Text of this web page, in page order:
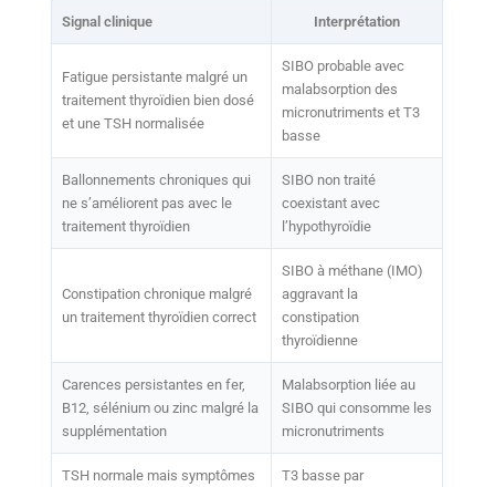
Signal clinique Interprétation
Fatigue persistante malgré un
traitement thyroïdien bien dosé
et une TSH normalisée
SIBO probable avec
malabsorption des
micronutriments et T3
basse
Ballonnements chroniques qui
ne s’améliorent pas avec le
traitement thyroïdien
SIBO non traité
coexistant avec
l’hypothyroïdie
Constipation chronique malgré
un traitement thyroïdien correct
SIBO à méthane (IMO)
aggravant la
constipation
thyroïdienne
Carences persistantes en fer,
B12, sélénium ou zinc malgré la
supplémentation
Malabsorption liée au
SIBO qui consomme les
micronutriments
TSH normale mais symptômes
T3 basse par